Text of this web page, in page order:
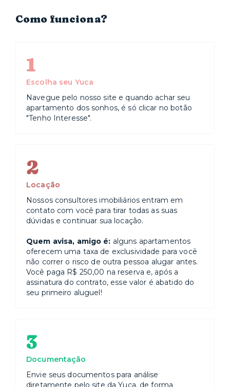
Como funciona?
1
Escolha seu Yuca
Navegue pelo nosso site e quando achar seu
apartamento dos sonhos, é só clicar no botão
"Tenho Interesse".
2
Locação
Nossos consultores imobiliários entram em
contato com você para tirar todas as suas
dúvidas e continuar sua locação.
Quem avisa, amigo é: alguns apartamentos
oferecem uma taxa de exclusividade para você
não correr o risco de outra pessoa alugar antes.
Você paga R$ 250,00 na reserva e, após a
assinatura do contrato, esse valor é abatido do
seu primeiro aluguel!
3
Documentação
Envie seus documentos para análise
diretamente pelo site da Yuca, de forma